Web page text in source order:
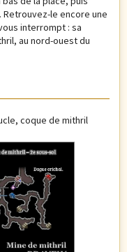
Retrouvez-le encore une
interrompt : sa
au nord-ouest du
coque de mithril